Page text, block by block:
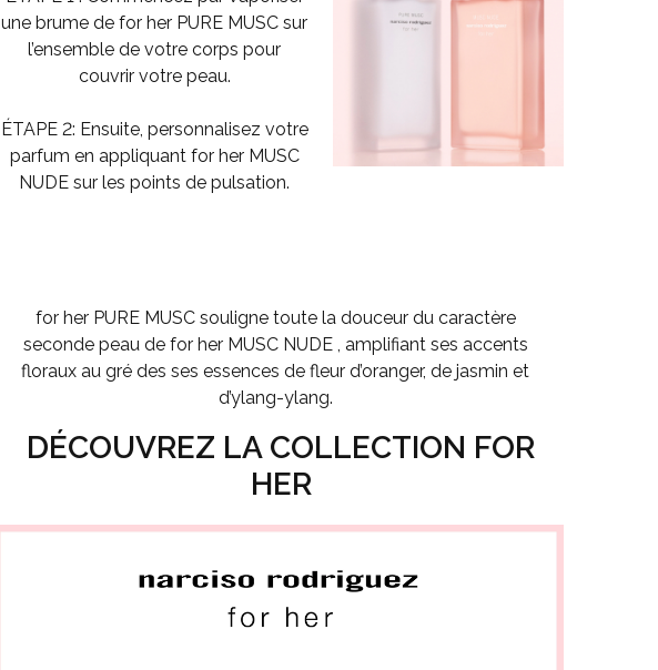
une brume defor her PURE MUSC sur
l’ensemble de votre corps pour
couvrir votre peau.
ÉTAPE 2: Ensuite, personnalisez votre
parfum en appliquant for her MUSC
NUDE sur les points de pulsation.
for her PURE MUSCsouligne toute la douceur du caractère
seconde peau de for her MUSC NUDE, amplifiant ses accents
floraux au gré des ses essences de fleur d’oranger, de jasmin et
d’ylang-ylang.
DÉCOUVREZ LA COLLECTION FOR
HER